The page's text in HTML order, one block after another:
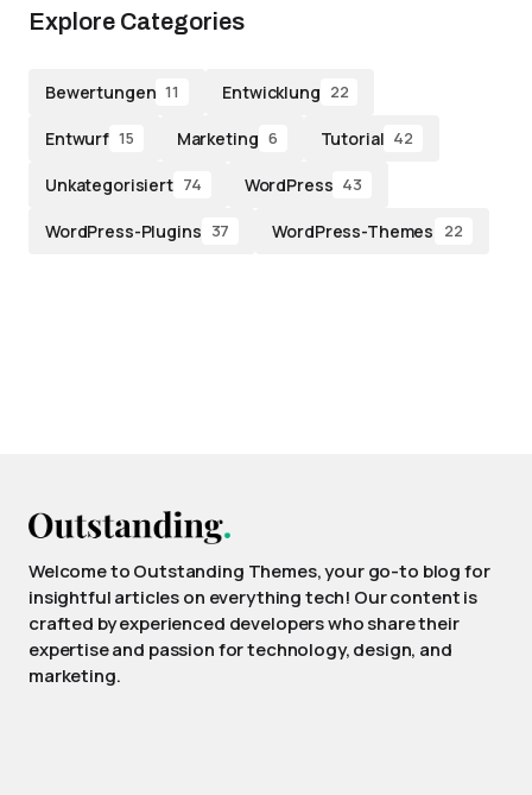
Explore Categories
Bewertungen 11 Entwicklung 22
Entwurf 15 Marketing 6 Tutorial 42
Unkategorisiert 74 WordPress 43
WordPress-Plugins 37 WordPress-Themes 22
Welcome to Outstanding Themes, your go-to blog for
insightful articles on everything tech! Our content is
crafted by experienced developers who share their
expertise and passion for technology, design, and
marketing.